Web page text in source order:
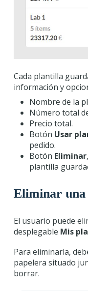
Cada plantilla
información y
Nombre de la
Número total
Precio total.
Botón Usar
pedido.
Botón Eliminar
plantilla
Eliminar
El usuario puede
desplegable Mis
Para eliminarla,
papelera situado
borrar.